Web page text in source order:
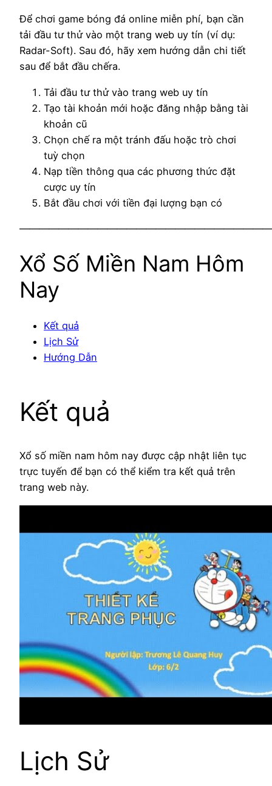
Để chơi game bóng đá online miễn phí, bạn cần
tải đầu tư thử vào một trang web uy tín (ví dụ:
Radar-Soft). Sau đó, hãy xem hướng dẫn chi tiết
sau để bắt đầu chếra.
Tải đầu tư thử vào trang web uy tín
Tạo tài khoản mới hoặc đăng nhập bằng tài
khoản cũ
Chọn chế ra một tránh đấu hoặc trò chơi
tuỳ chọn
Nạp tiền thông qua các phương thức đặt
cược uy tín
Bắt đầu chơi với tiền đại lượng bạn có
Xổ Số Miền Nam Hôm
Nay
Kết quả
Lịch Sử
Hướng Dẫn
Kết quả
Xổ số miền nam hôm nay được cập nhật liên tục
trực tuyến để bạn có thể kiểm tra kết quả trên
trang web này.
Lịch Sử